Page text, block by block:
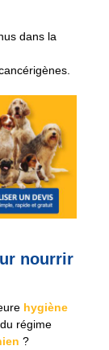
dans la
nourrir
hygiène
régime
?